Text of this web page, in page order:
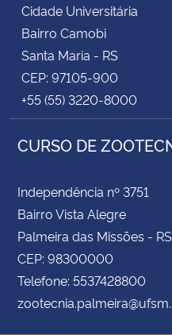
Secretaria-Geral
Secretaria de Governo
Gabinete de Segurança Institucional
Advocacia-Geral da União
Cidade Universitária
Bairro Camobi
Santa Maria - RS
CEP: 97105-900
+55 (55) 3220-8000
CURSO DE
Independência nº 3751
Bairro Vista Alegre
Palmeira das Missões - RS
CEP: 98300000
Telefone: 5537428800